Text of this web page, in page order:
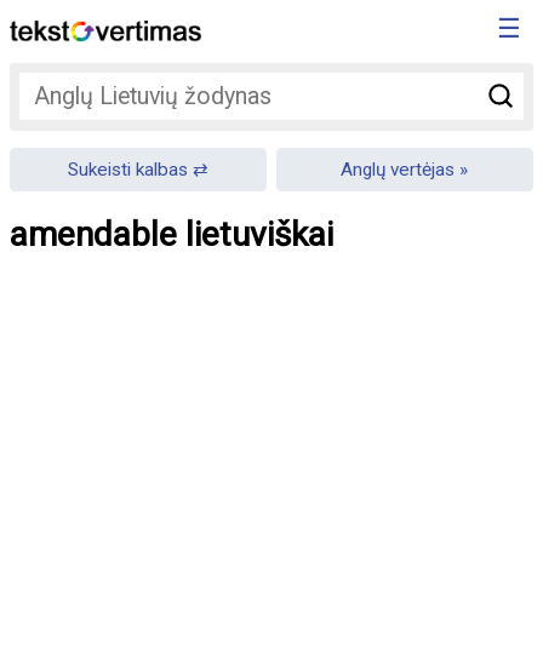
☰
Sukeisti kalbas Anglų vertėjas
amendable lietuviškai